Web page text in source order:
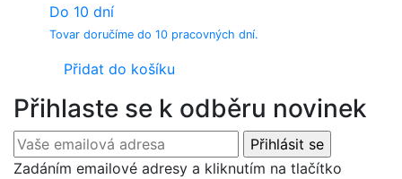
Do 10 dní
Tovar doručíme do 10 pracovných dní.
Přidat do košíku
Přihlaste se k odběru novinek
Zadáním emailové adresy a kliknutím na tlačítko